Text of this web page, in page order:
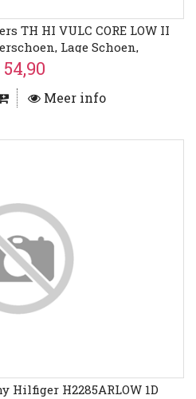
TH HI VULC CORE LOW II
Lage Schoen,
Met Logo
54,90
Meer info
Hilfiger H2285ARLOW 1D